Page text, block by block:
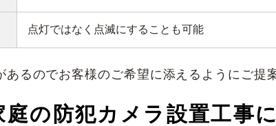
点灯ではなく点滅にすることも可能
るのでお客様のご希望に添えるようにご提
の防犯カメラ設置工事